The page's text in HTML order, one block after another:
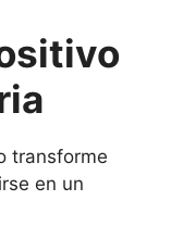
transforme
en un